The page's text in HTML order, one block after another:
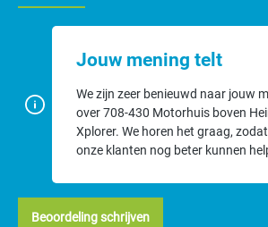
Jouw mening telt
We zijn zeer benieuwd naar jouw
over 708-430 Motorhuis boven
Xplorer. We horen het graag,
onze klanten nog beter kunnen
Beoordeling schrijven